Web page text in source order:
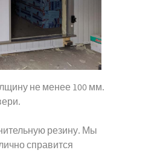
не менее 100 мм.
резину. Мы
справится